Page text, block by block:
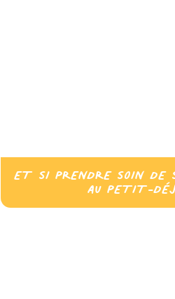
ET SI PRENDRE SOIN DE
AU PETIT-